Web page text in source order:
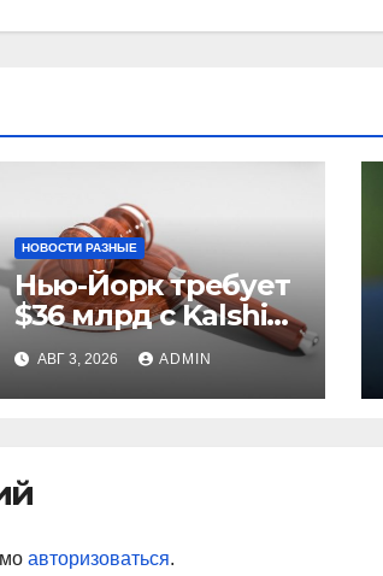
НОВОСТИ РАЗНЫЕ
Нью-Йорк требует
$36 млрд с Kalshi
за незаконные
ставки
АВГ 3, 2026 ADMIN
авторизоваться.